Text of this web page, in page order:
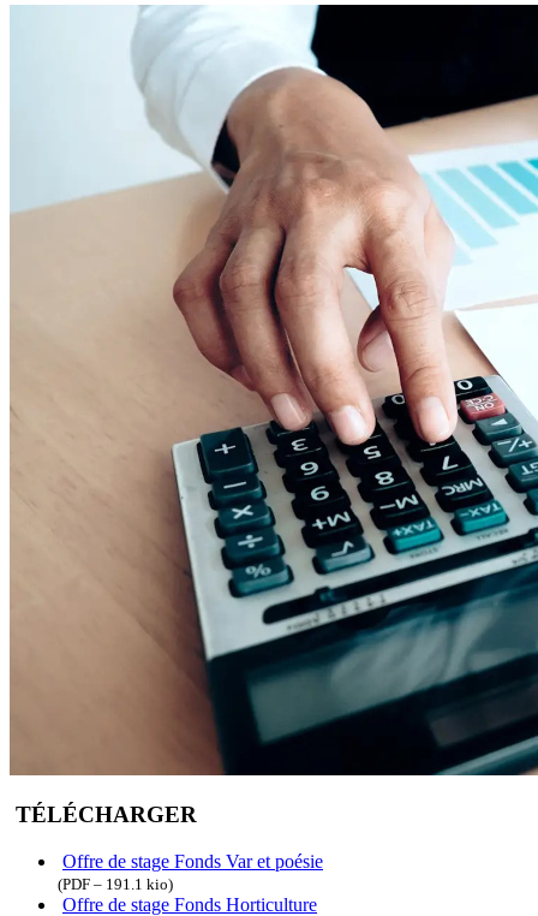
TÉLÉCHARGER
Offre de stage Fonds Var et poésie
(PDF – 191.1 kio)
Offre de stage Fonds Horticulture